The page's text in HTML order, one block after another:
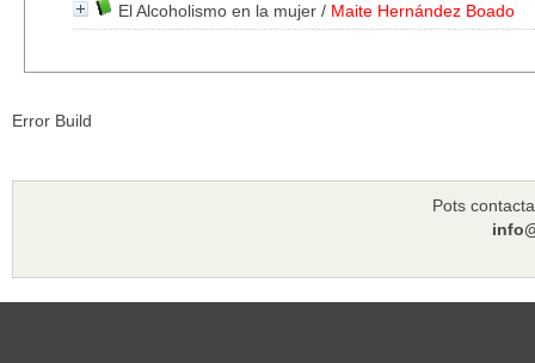
El Alcoholismo en la mujer / Maite Hernández Boado
Error Build
Pots